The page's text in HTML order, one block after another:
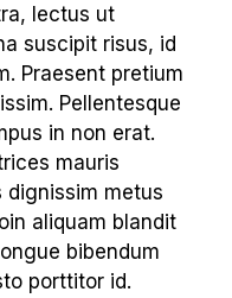
lectus ut
suscipit risus, id
Praesent pretium
Pellentesque
in non erat.
mauris
dignissim metus
aliquam blandit
bibendum
porttitor id.